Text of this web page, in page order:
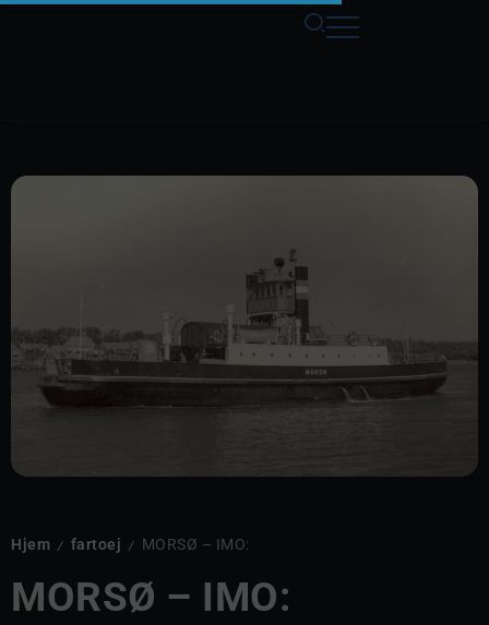
Hjem / fartoej / MORSØ – IMO:
MORSØ – IMO: